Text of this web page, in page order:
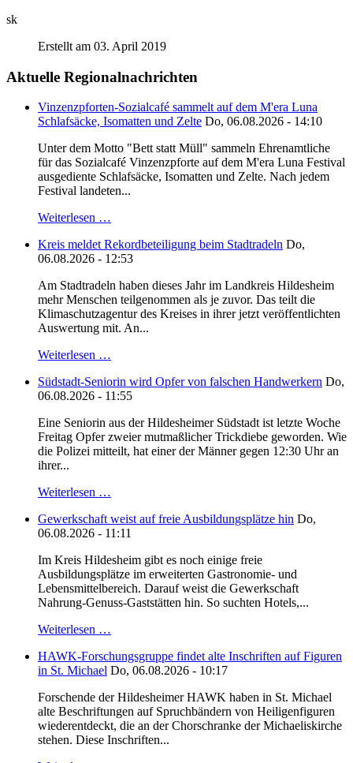
sk
Erstellt am 03. April 2019
Aktuelle Regionalnachrichten
Vinzenzpforten-Sozialcafé sammelt auf dem M'era Luna
Schlafsäcke, Isomatten und Zelte Do, 06.08.2026 - 14:10
Unter dem Motto "Bett statt Müll" sammeln Ehrenamtliche
für das Sozialcafé Vinzenzpforte auf dem M'era Luna Festival
ausgediente Schlafsäcke, Isomatten und Zelte. Nach jedem
Festival landeten...
Weiterlesen …
Kreis meldet Rekordbeteiligung beim Stadtradeln Do,
06.08.2026 - 12:53
Am Stadtradeln haben dieses Jahr im Landkreis Hildesheim
mehr Menschen teilgenommen als je zuvor. Das teilt die
Klimaschutzagentur des Kreises in ihrer jetzt veröffentlichten
Auswertung mit. An...
Weiterlesen …
Südstadt-Seniorin wird Opfer von falschen Handwerkern Do,
06.08.2026 - 11:55
Eine Seniorin aus der Hildesheimer Südstadt ist letzte Woche
Freitag Opfer zweier mutmaßlicher Trickdiebe geworden. Wie
die Polizei mitteilt, hat einer der Männer gegen 12:30 Uhr an
ihrer...
Weiterlesen …
Gewerkschaft weist auf freie Ausbildungsplätze hin Do,
06.08.2026 - 11:11
Im Kreis Hildesheim gibt es noch einige freie
Ausbildungsplätze im erweiterten Gastronomie- und
Lebensmittelbereich. Darauf weist die Gewerkschaft
Nahrung-Genuss-Gaststätten hin. So suchten Hotels,...
Weiterlesen …
HAWK-Forschungsgruppe findet alte Inschriften auf Figuren
in St. Michael Do, 06.08.2026 - 10:17
Forschende der Hildesheimer HAWK haben in St. Michael
alte Beschriftungen auf Spruchbändern von Heiligenfiguren
wiederentdeckt, die an der Chorschranke der Michaeliskirche
stehen. Diese Inschriften...